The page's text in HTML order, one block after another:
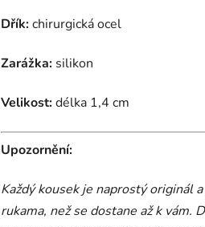
Dřík:chirurgická ocel
Zarážka: silikon
Velikost:délka 1,4 cm
Upozornění:
Každý kousek je naprostý originál
rukama, než se dostane až k vám.